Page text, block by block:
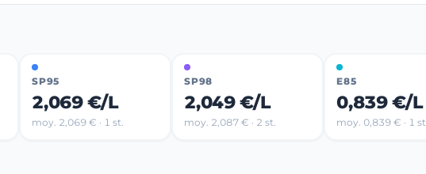
SP95
2,069 €/L
moy. 2,069 € · 1 st.
SP98
2,049 €/L
moy. 2,087 € · 2 st.
E85
0,839 €/L
moy. 0,839 € · 1 st.